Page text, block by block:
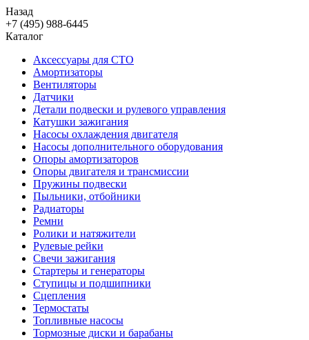
Назад
+7 (495) 988-6445
Каталог
Аксессуары для СТО
Амортизаторы
Вентиляторы
Датчики
Детали подвески и рулевого управления
Катушки зажигания
Насосы охлаждения двигателя
Насосы дополнительного оборудования
Опоры амортизаторов
Опоры двигателя и трансмиссии
Пружины подвески
Пыльники, отбойники
Радиаторы
Ремни
Ролики и натяжители
Рулевые рейки
Свечи зажигания
Стартеры и генераторы
Ступицы и подшипники
Сцепления
Термостаты
Топливные насосы
Тормозные диски и барабаны